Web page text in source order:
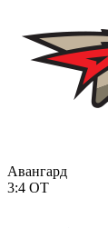
Авангард
3:4 ОТ